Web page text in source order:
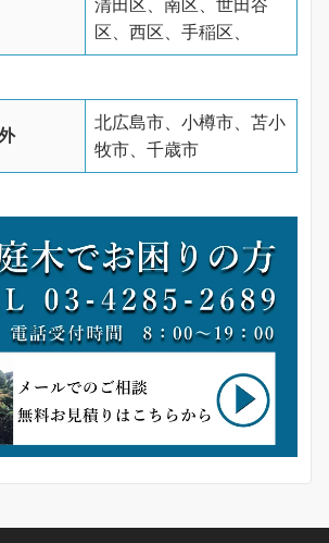
清田区、南区、世田谷
区、西区、手稲区、
北広島市、小樽市、苫小
牧市、千歳市